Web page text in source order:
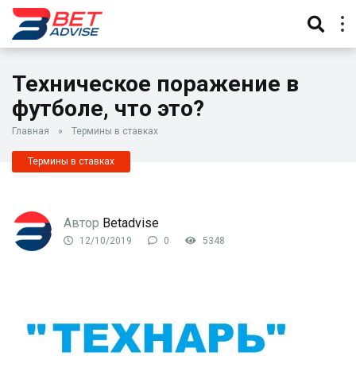
Техническое поражение в
футболе, что это?
Главная » Термины в ставках
Термины в ставках
Автор Betadvise
12/10/2019 0 5348